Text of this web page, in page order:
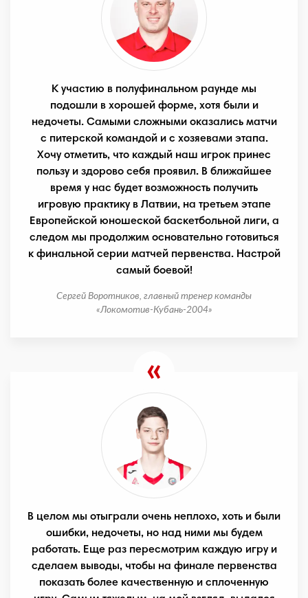
К участию в полуфинальном раунде мы
подошли в хорошей форме, хотя были и
недочеты. Самыми сложными оказались матчи
с питерской командой и с хозяевами этапа.
Хочу отметить, что каждый наш игрок принес
пользу и здорово себя проявил. В ближайшее
время у нас будет возможность получить
игровую практику в Латвии, на третьем этапе
Европейской юношеской баскетбольной лиги, а
следом мы продолжим основательно готовиться
к финальной серии матчей первенства. Настрой
самый боевой!
Сергей Воротников, главный тренер команды
«Локомотив-Кубань-2004»
В целом мы отыграли очень неплохо, хоть и были
ошибки, недочеты, но над ними мы будем
работать. Еще раз пересмотрим каждую игру и
сделаем выводы, чтобы на финале первенства
показать более качественную и сплоченную